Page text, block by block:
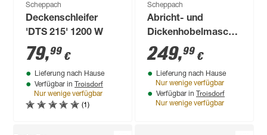
Scheppach
Deckenschleifer
'DTS 215' 1200 W
79,99 €
Lieferung nach Hause
Verfügbar in Troisdorf
Nur wenige verfügbar
(1)
Scheppach
Abricht- und
Dickenhobelmaschine
'THM850' 1250 W
249,99 €
Lieferung nach Hause
Nur wenige verfügbar
Verfügbar in Troisdorf
Nur wenige verfügbar